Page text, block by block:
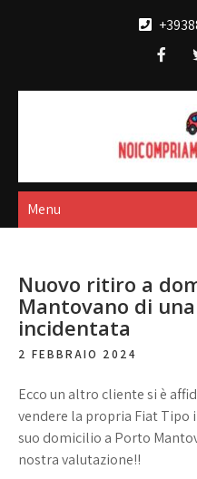
Noi
broker acquisto e vendita
Menu
Nuovo ritiro a
Mantovano di
incidentata
2 FEBBRAIO 2024
Ecco un altro cliente si è
vendere la propria Fiat
suo domicilio a Porto
nostra valutazione!!